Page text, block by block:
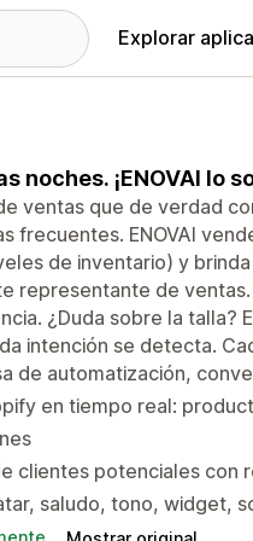
Explorar
noches. ¡ENOVAI lo
ventas que de verdad
frecuentes. ENOVAI
de inventario) y
representante de
¿Duda sobre la talla?
intención se detecta.
de automatización,
en tiempo real:
clientes potenciales con
saludo, tono, widget,